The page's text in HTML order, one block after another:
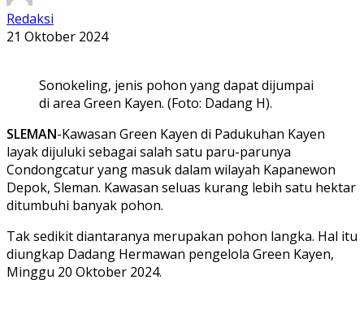
Redaksi
21 Oktober 2024
Sonokeling, jenis pohon yang dapat dijumpai
di area Green Kayen. (Foto: Dadang H).
SLEMAN-Kawasan Green Kayen di Padukuhan Kayen
layak dijuluki sebagai salah satu paru-parunya
Condongcatur yang masuk dalam wilayah Kapanewon
Depok, Sleman. Kawasan seluas kurang lebih satu hektar
ditumbuhi banyak pohon.
Tak sedikit diantaranya merupakan pohon langka. Hal itu
diungkap Dadang Hermawan pengelola Green Kayen,
Minggu 20 Oktober 2024.